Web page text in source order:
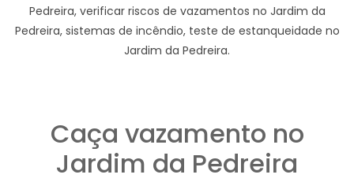
Pedreira, verificar riscos de vazamentos no Jardim da
Pedreira, sistemas de incêndio, teste de estanqueidade no
Jardim da Pedreira.
Caça vazamento no
Jardim da Pedreira